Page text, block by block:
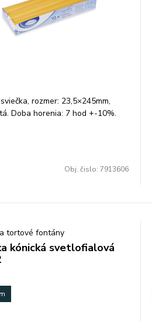
rozmer: 23,5×245mm,
Doba horenia: 7 hod +-10%.
Obj. čislo: 7913606
tortové fontány
kónická svetlofialová